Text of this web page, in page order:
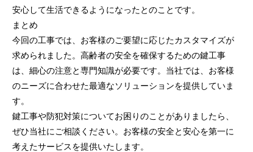
安心して生活できるようになったとのことです。
まとめ
今回の工事では、お客様のご要望に応じたカスタマイズが
求められました。高齢者の安全を確保するための鍵工事
は、細心の注意と専門知識が必要です。当社では、お客様
のニーズに合わせた最適なソリューションを提供していま
す。
鍵工事や防犯対策についてお困りのことがありましたら、
ぜひ当社にご相談ください。お客様の安全と安心を第一に
考えたサービスを提供いたします。